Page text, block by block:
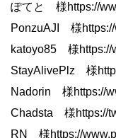
ぽてと 様https://
PonzuAJI 様https://
katoyo85 様https://
StayAlivePlz 様
Nadorin 様https://
Chadsta 様https://
RN 様https://